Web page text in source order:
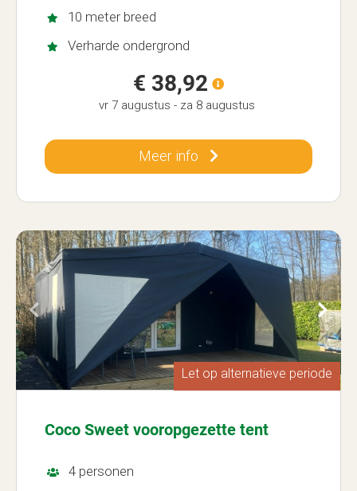
10 meter breed
Verharde ondergrond
€ 38,92
vr 7 augustus - za 8 augustus
Meer info
Let op alternatieve periode
Coco Sweet vooropgezette tent
4 personen